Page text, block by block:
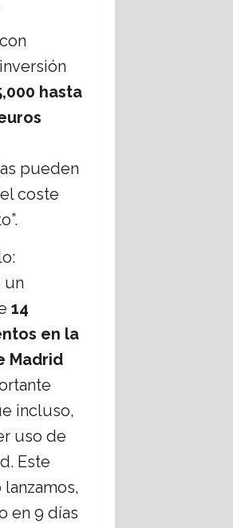
hasta
pueden
coste
un
14
en la
Madrid
incluso,
uso de
Este
en 9 días